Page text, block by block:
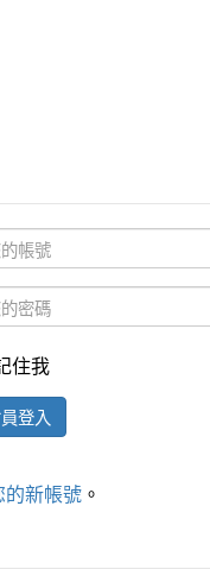
住我
登入
新帳號 。